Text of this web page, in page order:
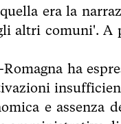
era la
altri comuni'. A
ha
e assenza